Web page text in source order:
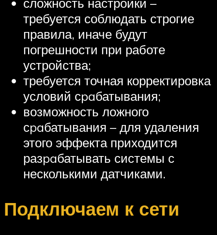
требуется соблюдать строгие
правила, иначе будут
погрешности при работе
устройства;
требуется точная корректировка
условий сpaбатывания;
возможность ложного
сpaбатывания – для удаления
этого эффекта приходится
разpaбатывать системы с
несколькими датчиками.
Подключаем к сети